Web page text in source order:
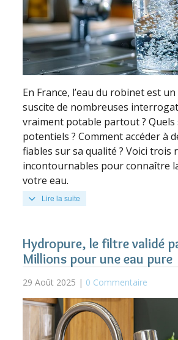
En France, l’eau du robinet est
suscite de nombreuses
vraiment potable partout ? Quels
potentiels ? Comment accéder à
fiables sur sa qualité ? Voici trois
incontournables pour connaître
votre eau.
Lire la suite
Hydropure, le filtre validé
Millions pour une eau pure
29 Août 2025 | 0 Commentaire